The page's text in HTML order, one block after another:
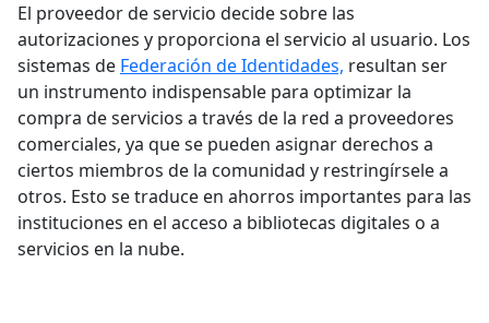
El proveedor de servicio decide sobre las
autorizaciones y proporciona el servicio al usuario. Los
sistemas de Federación de Identidades, resultan ser
un instrumento indispensable para optimizar la
compra de servicios a través de la red a proveedores
comerciales, ya que se pueden asignar derechos a
ciertos miembros de la comunidad y restringírsele a
otros. Esto se traduce en ahorros importantes para las
instituciones en el acceso a bibliotecas digitales o a
servicios en la nube.